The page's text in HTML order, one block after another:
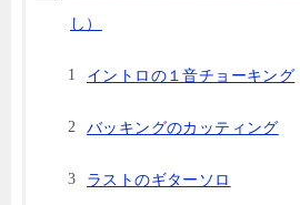
し）
イントロの１音チョーキング
バッキングのカッティング
ラストのギターソロ